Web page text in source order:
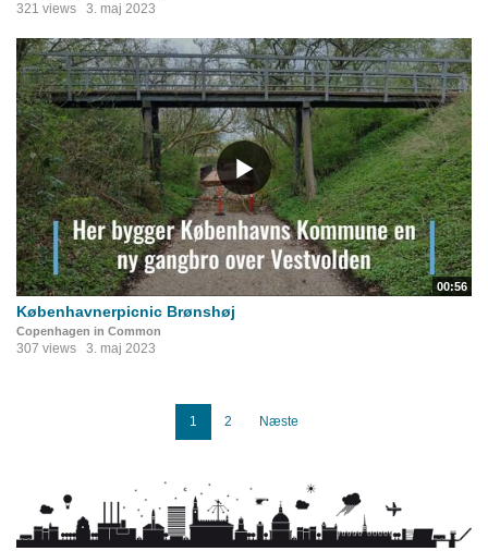
321 views 3. maj 2023
00:56
Københavnerpicnic Brønshøj
Copenhagen in Common
307 views 3. maj 2023
1 2 Næste